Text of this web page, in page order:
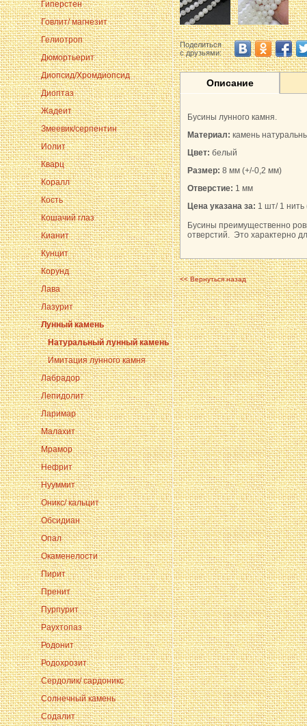
Гиперстен
Говлит/ магнезит
Гелиотроп
Дюмортьерит
Диопсид/Хромдиопсид
Диоптаз
Жадеит
Змеевик/серпентин
Иолит
Кварц
Коралл
Кость
Кошачий глаз
Кианит
Кунцит
Корунд
Лава
Лазурит
Лунный камень
Натуральный лунный камень
Имитация лунного камня
Лабрадор
Лепидолит
Ларимар
Малахит
Мрамор
Нефрит
Нууммит
Оникс/ кальцит
Обсидиан
Опал
Окаменелости
Пирит
Пренит
Пурпурит
Раухтопаз
Родонит
Родохрозит
Сердолик/ сардоникс
Солнечный камень
Содалит
Поделиться
с друзьями:
Описание
Бусины лунного камня.
Материал: камень
Цвет: белый
Размер: 8 мм (+/-0,2 мм)
Отверстие: 1 мм
Цена указана за: 1 шт/ 1 нить
Бусины преимущественно
отверстий. Это характерно
<< Вернуться назад